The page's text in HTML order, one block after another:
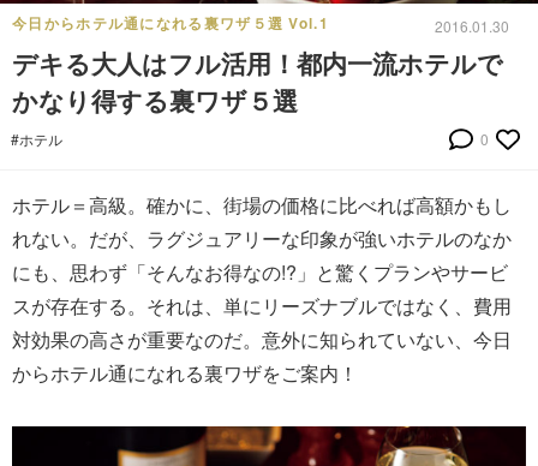
今日からホテル通になれる裏ワザ５選 Vol.1 2016.01.30
デキる大人はフル活用！都内一流ホテルで
かなり得する裏ワザ５選
#ホテル 0
ホテル＝高級。確かに、街場の価格に比べれば高額かもし
れない。だが、ラグジュアリーな印象が強いホテルのなか
にも、思わず「そんなお得なの!?」と驚くプランやサービ
スが存在する。それは、単にリーズナブルではなく、費用
対効果の高さが重要なのだ。意外に知られていない、今日
からホテル通になれる裏ワザをご案内！